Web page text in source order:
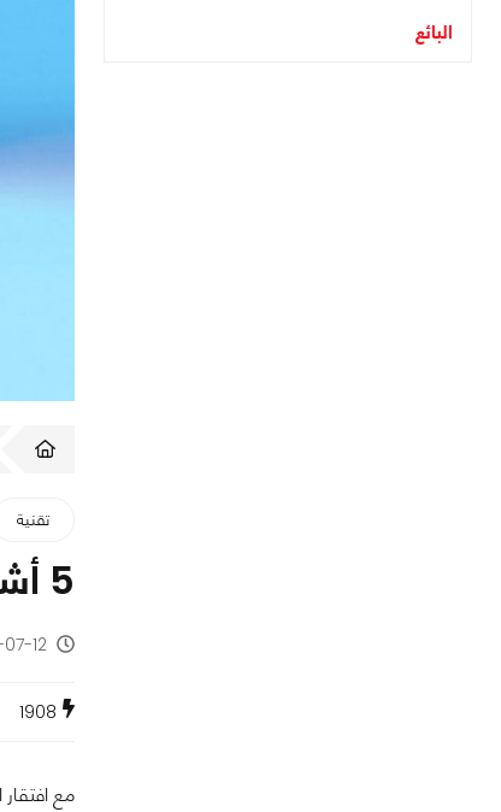
البائع
تقنية
5 أشياء استغلتها الشركات لخداع المستخدمين لشراء هواتفهم الجديدة!
2021-07-12 -
1908
مع